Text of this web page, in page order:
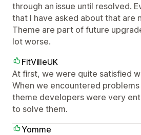
through an issue until resolved.
that I have asked about that are
Theme are part of future
lot worse.
FitVilleUK
At first, we were quite satisfied
When we encountered
theme developers were very
to solve them.
Yomme